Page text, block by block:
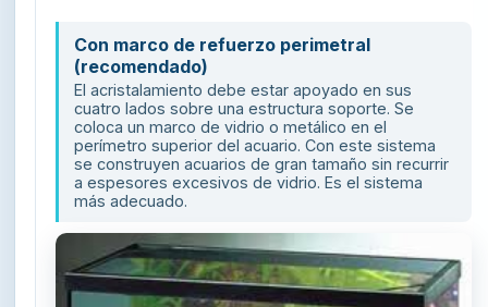
Con marco de refuerzo perimetral
(recomendado)
El acristalamiento debe estar apoyado en sus
cuatro lados sobre una estructura soporte. Se
coloca un marco de vidrio o metálico en el
perímetro superior del acuario. Con este sistema
se construyen acuarios de gran tamaño sin recurrir
a espesores excesivos de vidrio. Es el sistema
más adecuado.